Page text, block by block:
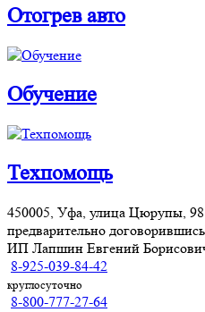
Отогрев авто
Обучение
Техпомощь
450005, Уфа, улица Цюрупы, 98
предварительно
ИП Лапшин Евгений
8-925-039-84-42
круглосуточно
8-800-777-27-64